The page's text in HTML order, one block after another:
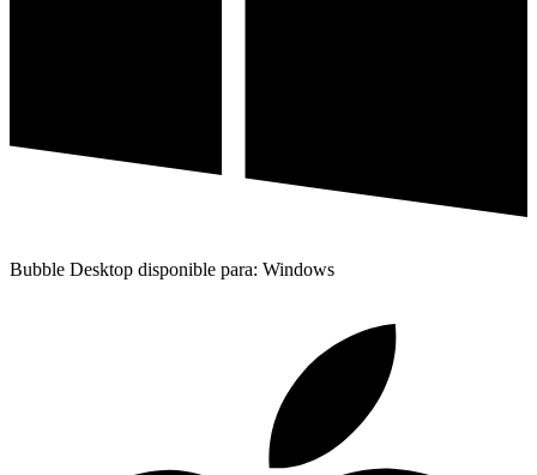
Bubble Desktop disponible para: Windows